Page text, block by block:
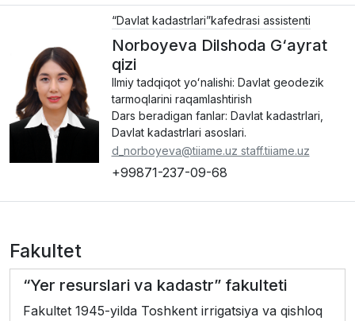
“Davlat kadastrlari”kafedrasi assistenti
Norboyeva Dilshoda G‘ayrat
qizi
Ilmiy tadqiqot yoʻnalishi: Davlat geodezik
tarmoqlarini raqamlashtirish
Dars beradigan fanlar: Davlat kadastrlari,
Davlat kadastrlari asoslari.
d_norboyeva@tiiame.uz staff.tiiame.uz
+99871-237-09-68
Fakultet
“Yer resurslari va kadastr” fakulteti
Fakultet 1945-yilda Toshkent irrigatsiya va qishloq